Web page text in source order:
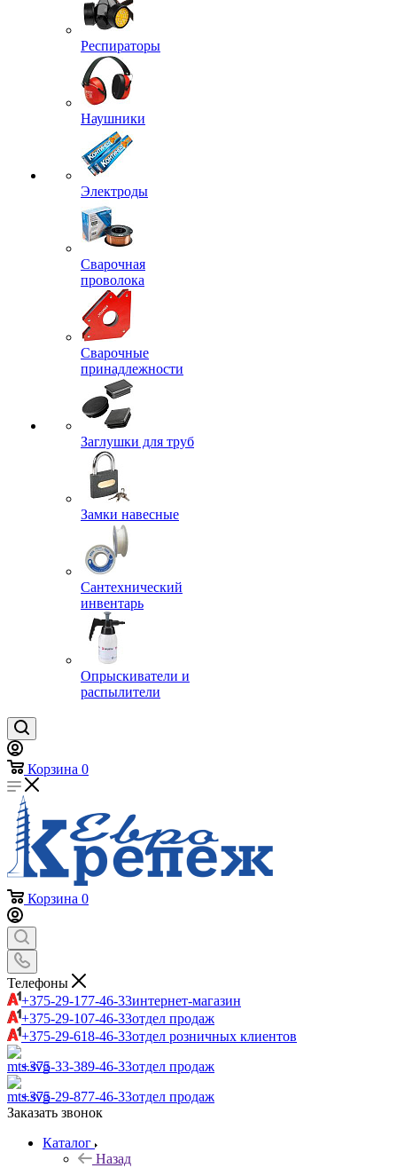
Респираторы
Наушники
Электроды
Сварочная
проволока
Сварочные
принадлежности
Заглушки для труб
Замки навесные
Сантехнический
инвентарь
Опрыскиватели и
распылители
Корзина 0
Корзина 0
Телефоны
+375-29-177-46-33интернет-магазин
+375-29-107-46-33отдел продаж
+375-29-618-46-33отдел розничных клиентов
+375-33-389-46-33отдел продаж
+375-29-877-46-33отдел продаж
Заказать звонок
Каталог
Назад